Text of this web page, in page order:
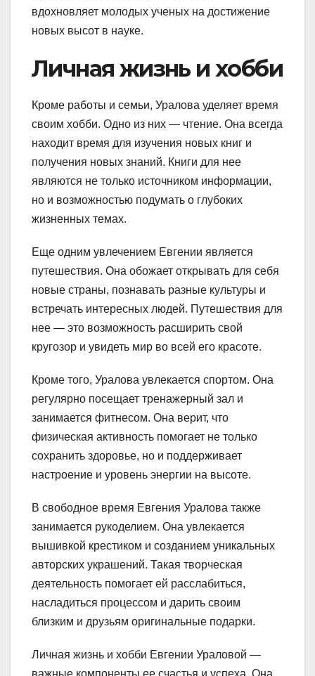
вдохновляет молодых ученых на достижение
новых высот в науке.
Личная жизнь и хобби
Кроме работы и семьи, Уралова уделяет время
своим хобби. Одно из них — чтение. Она всегда
находит время для изучения новых книг и
получения новых знаний. Книги для нее
являются не только источником информации,
но и возможностью подумать о глубоких
жизненных темах.
Еще одним увлечением Евгении является
путешествия. Она обожает открывать для себя
новые страны, познавать разные культуры и
встречать интересных людей. Путешествия для
нее — это возможность расширить свой
кругозор и увидеть мир во всей его красоте.
Кроме того, Уралова увлекается спортом. Она
регулярно посещает тренажерный зал и
занимается фитнесом. Она верит, что
физическая активность помогает не только
сохранить здоровье, но и поддерживает
настроение и уровень энергии на высоте.
В свободное время Евгения Уралова также
занимается рукоделием. Она увлекается
вышивкой крестиком и созданием уникальных
авторских украшений. Такая творческая
деятельность помогает ей расслабиться,
насладиться процессом и дарить своим
близким и друзьям оригинальные подарки.
Личная жизнь и хобби Евгении Ураловой —